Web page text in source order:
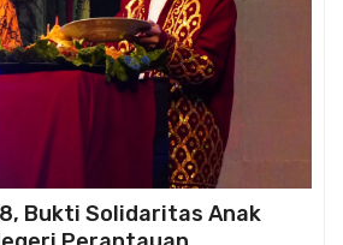
Bukti Solidaritas Anak